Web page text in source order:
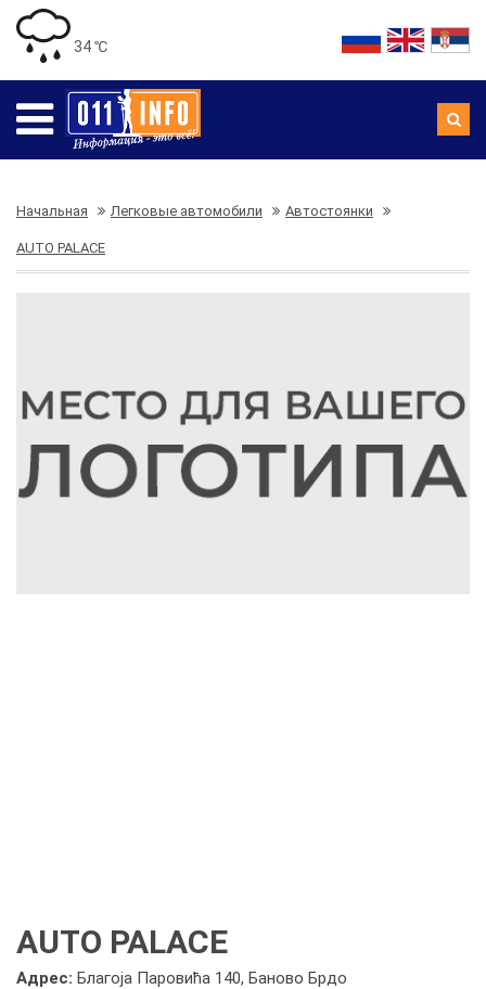
34 ℃
Начальная Легковые автомобили Автостоянки
AUTO PALACE
AUTO PALACE
Адрес: Благоја Паровића 140, Баново Брдо